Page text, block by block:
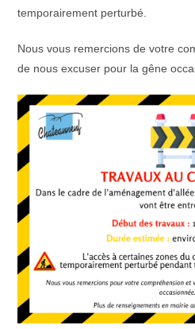
temporairement perturbé.
Nous vous remercions de votre
de nous excuser pour la gêne